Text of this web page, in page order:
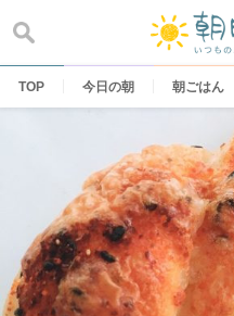
content
TOP 今日の朝 朝ごはん